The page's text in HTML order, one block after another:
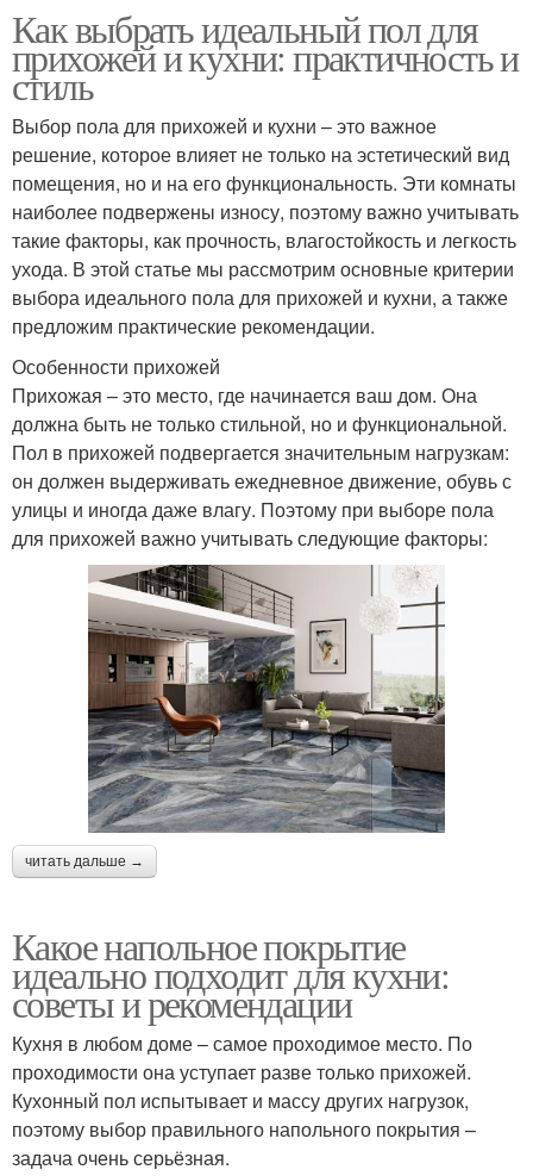
Как выбрать идеальный пол для
прихожей и кухни: практичность и
стиль
Выбор пола для прихожей и кухни – это важное
решение, которое влияет не только на эстетический вид
помещения, но и на его функциональность. Эти комнаты
наиболее подвержены износу, поэтому важно учитывать
такие факторы, как прочность, влагостойкость и легкость
ухода. В этой статье мы рассмотрим основные критерии
выбора идеального пола для прихожей и кухни, а также
предложим практические рекомендации.
Особенности прихожей
Прихожая – это место, где начинается ваш дом. Она
должна быть не только стильной, но и функциональной.
Пол в прихожей подвергается значительным нагрузкам:
он должен выдерживать ежедневное движение, обувь с
улицы и иногда даже влагу. Поэтому при выборе пола
для прихожей важно учитывать следующие факторы:
читать дальше →
Какое напольное покрытие
идеально подходит для кухни:
советы и рекомендации
Кухня в любом доме – самое проходимое место. По
проходимости она уступает разве только прихожей.
Кухонный пол испытывает и массу других нагрузок,
поэтому выбор правильного напольного покрытия –
задача очень серьёзная.